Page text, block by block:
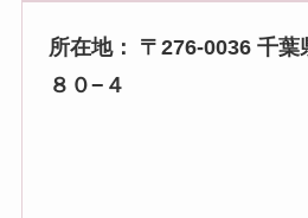
所在地： 〒276-0036 千葉
８０−４